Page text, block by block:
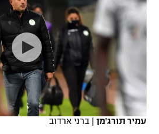
VOD
רץ ברשת
תוצאות
נבחרת ישראל
מכבי חיפה
בית"ר ירושלים
מכבי תל אביב
הפועל תל אביב
ליגה ספרדית
ליגה איטלקית
ליגה צרפתית
ליגה הולנדית
כדורסל נשים
מכבי תל אביב
הפועל חולון
הפועל ירושלים
דני אבדיה
יורוליג
יורוקאפ
טניס
כדורעף
שחייה
עמיר תורג'מן | ברני ארדוב